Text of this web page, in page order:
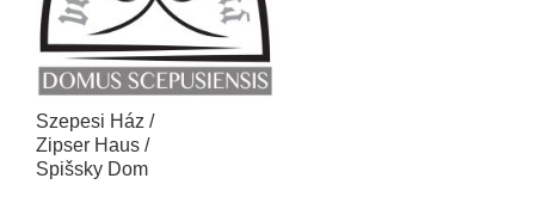
Szepesi Ház /
Zipser Haus /
Spišsky Dom